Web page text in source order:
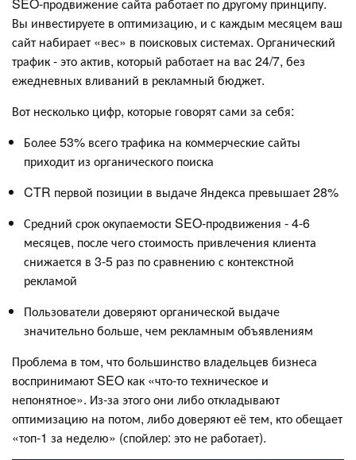
SEO-продвижение сайта работает по другому принципу.
Вы инвестируете в оптимизацию, и с каждым месяцем ваш
сайт набирает «вес» в поисковых системах. Органический
трафик - это актив, который работает на вас 24/7, без
ежедневных вливаний в рекламный бюджет.
Вот несколько цифр, которые говорят сами за себя:
Более 53% всего трафика на коммерческие сайты
приходит из органического поиска
CTR первой позиции в выдаче Яндекса превышает 28%
Средний срок окупаемости SEO-продвижения - 4-6
месяцев, после чего стоимость привлечения клиента
снижается в 3-5 раз по сравнению с контекстной
рекламой
Пользователи доверяют органической выдаче
значительно больше, чем рекламным объявлениям
Проблема в том, что большинство владельцев бизнеса
воспринимают SEO как «что-то техническое и
непонятное». Из-за этого они либо откладывают
оптимизацию на потом, либо доверяют её тем, кто обещает
«топ-1 за неделю» (спойлер: это не работает).